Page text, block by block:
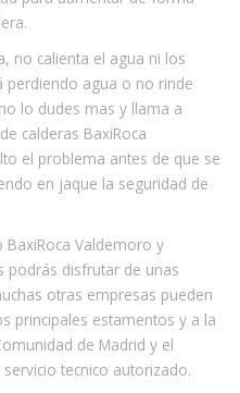
no calienta el agua ni los
agua o no rinde
lo dudes mas y llama a
calderas BaxiRoca
el problema antes de que se
en jaque la seguridad de
Valdemoro y
podrás disfrutar de unas
otras empresas pueden
principales estamentos y a la
de Madrid y el
tecnico autorizado.